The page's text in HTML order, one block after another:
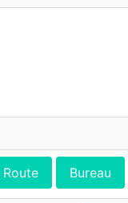
Route Bureau